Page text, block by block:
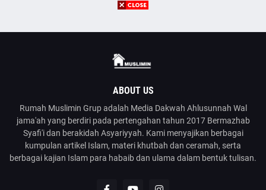
ABOUT US
Rumah Muslimin Grup adalah Media Dakwah Ahlusunnah Wal
jama'ah yang berdiri pada pertengahan tahun 2017 Bermazhab
Syafi'i dan berakidah Asyariyyah. Kami menyajikan berbagai
kumpulan artikel Islam, materi khutbah dan ceramah, serta
berbagai kajian Islam para habaib dan ulama dalam bentuk tulisan.